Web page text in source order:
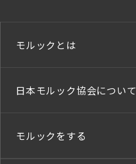
モルックとは
日本モルック協会について
モルックをする